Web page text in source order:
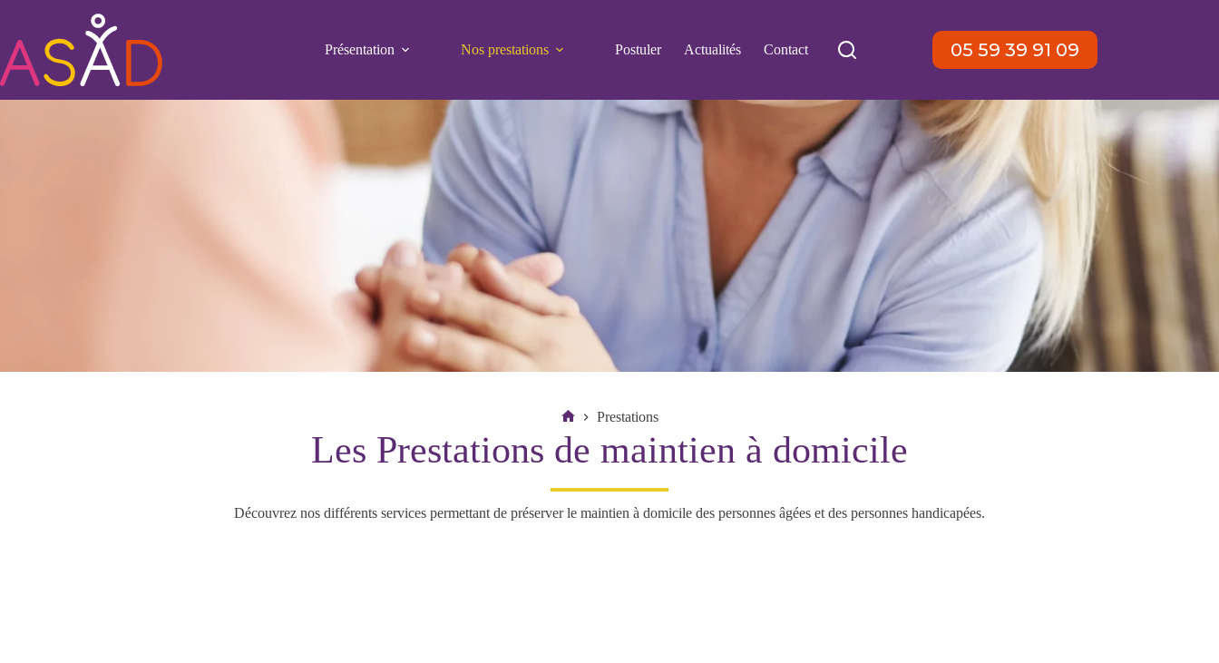
Présentation Nos prestations Postuler Actualités Contact 05 59 39 91 09
Prestations
Les Prestations de maintien à domicile
Découvrez nos différents services permettant de préserver le maintien à domicile des personnes âgées et des personnes handicapées.